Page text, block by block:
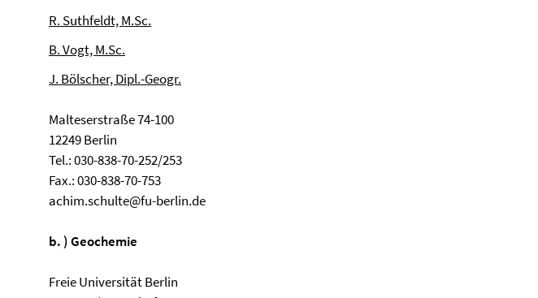
R. Suthfeldt, M.Sc.
B. Vogt, M.Sc.
J. Bölscher, Dipl.-Geogr.
Malteserstraße 74-100
12249 Berlin
Tel.: 030-838-70-252/253
Fax.: 030-838-70-753
achim.schulte@fu-berlin.de
b. ) Geochemie
Freie Universität Berlin